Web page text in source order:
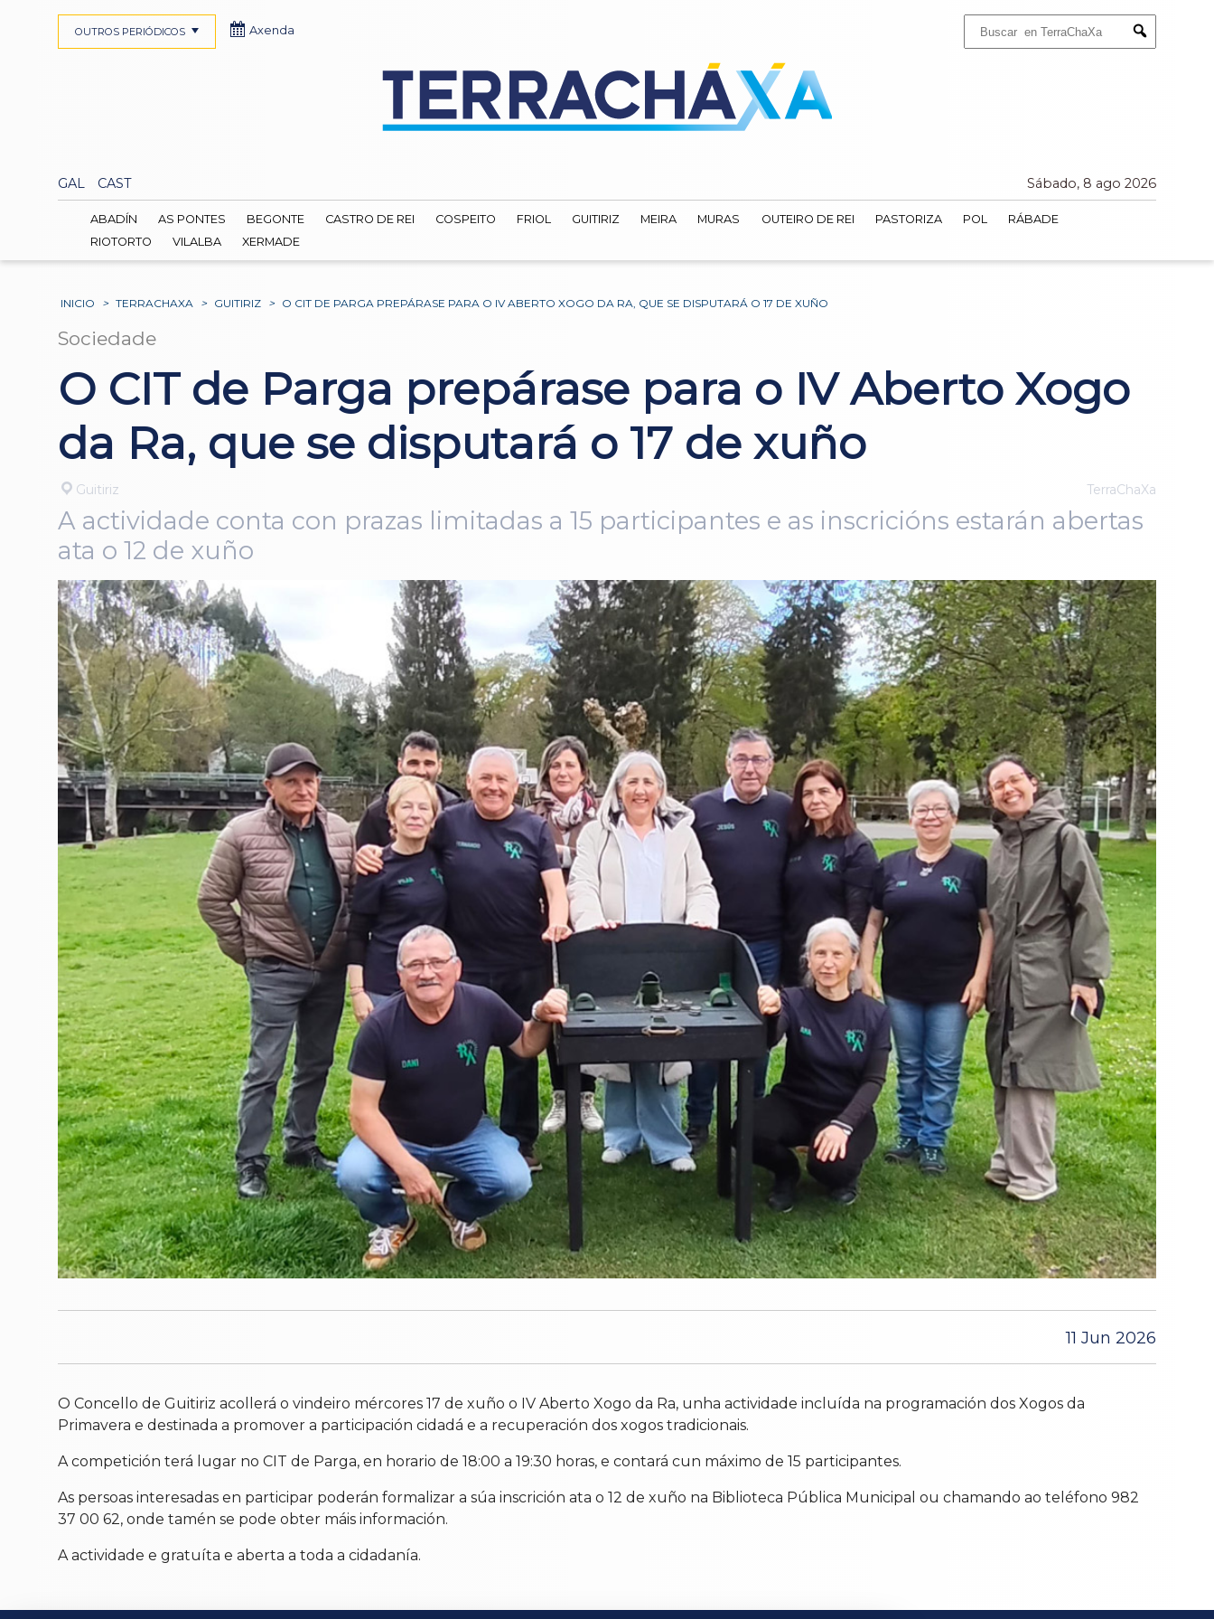
Submit
GAL CAST Sábado, 8 ago 2026
OUTROS PERIÓDICOS Axenda
ABADÍN AS PONTES BEGONTE CASTRO DE REI COSPEITO FRIOL GUITIRIZ MEIRA MURAS OUTEIRO DE REI PASTORIZA POL
RÁBADE
RIOTORTO
VILALBA XERMADE
INICIO > TERRACHAXA > GUITIRIZ > O CIT DE PARGA PREPÁRASE PARA O IV ABERTO XOGO DA RA, QUE SE DISPUTARÁ O 17 DE XUÑO
Sociedade
O CIT de Parga prepárase para o IV Aberto Xogo
da Ra, que se disputará o 17 de xuño
Guitiriz TerraChaXa
A actividade conta con prazas limitadas a 15 participantes e as inscricións estarán abertas
ata o 12 de xuño
11 Jun 2026
O Concello de Guitiriz acollerá o vindeiro mércores 17 de xuño o IV Aberto Xogo da Ra, unha actividade incluída na programación dos Xogos da
Primavera e destinada a promover a participación cidadá e a recuperación dos xogos tradicionais.
A competición terá lugar no CIT de Parga, en horario de 18:00 a 19:30 horas, e contará cun máximo de 15 participantes.
As persoas interesadas en participar poderán formalizar a súa inscrición ata o 12 de xuño na Biblioteca Pública Municipal ou chamando ao teléfono 982
37 00 62, onde tamén se pode obter máis información.
A actividade e gratuíta e aberta a toda a cidadanía.